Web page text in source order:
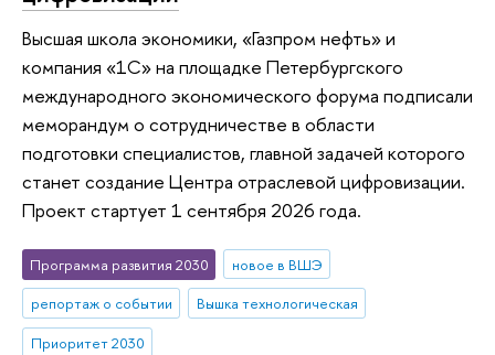
Высшая школа экономики, «Газпром нефть» и
компания «1С» на площадке Петербургского
международного экономического форума подписали
меморандум о сотрудничестве в области
подготовки специалистов, главной задачей которого
станет создание Центра отраслевой цифровизации.
Проект стартует 1 сентября 2026 года.
Программа развития 2030
новое в ВШЭ
репортаж о событии
Вышка технологическая
Приоритет 2030